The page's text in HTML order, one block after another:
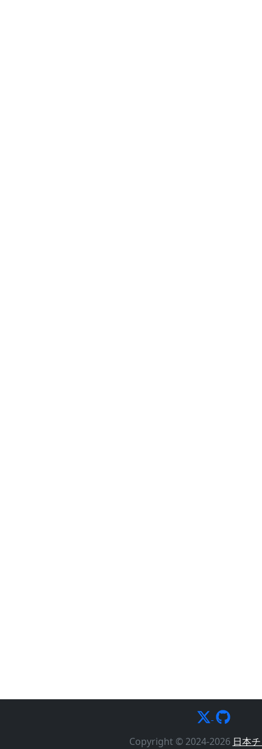
Copyright © 2024-2026 日本